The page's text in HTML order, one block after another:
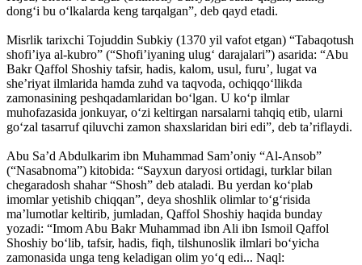
dong‘i bu o‘lkalarda keng tarqalgan”, deb qayd etadi.
Misrlik tarixchi Tojuddin Subkiy (1370 yil vafot etgan) “Tabaqotush
shofi’iya al-kubro” (“Shofi’iyaning ulug‘ darajalari”) asarida: “Abu
Bakr Qaffol Shoshiy tafsir, hadis, kalom, usul, furu’, lugat va
she’riyat ilmlarida hamda zuhd va taqvoda, ochiqqo‘llikda
zamonasining peshqadamlaridan bo‘lgan. U ko‘p ilmlar
muhofazasida jonkuyar, o‘zi keltirgan narsalarni tahqiq etib, ularni
go‘zal tasarruf qiluvchi zamon shaxslaridan biri edi”, deb ta’riflaydi.
Abu Sa’d Abdulkarim ibn Muhammad Sam’oniy “Al-Ansob”
(“Nasabnoma”) kitobida: “Sayxun daryosi ortidagi, turklar bilan
chegaradosh shahar “Shosh” deb ataladi. Bu yerdan ko‘plab
imomlar yetishib chiqqan”, deya shoshlik olimlar to‘g‘risida
ma’lumotlar keltirib, jumladan, Qaffol Shoshiy haqida bunday
yozadi: “Imom Abu Bakr Muhammad ibn Ali ibn Ismoil Qaffol
Shoshiy bo‘lib, tafsir, hadis, fiqh, tilshunoslik ilmlari bo‘yicha
zamonasida unga teng keladigan olim yo‘q edi... Naql: